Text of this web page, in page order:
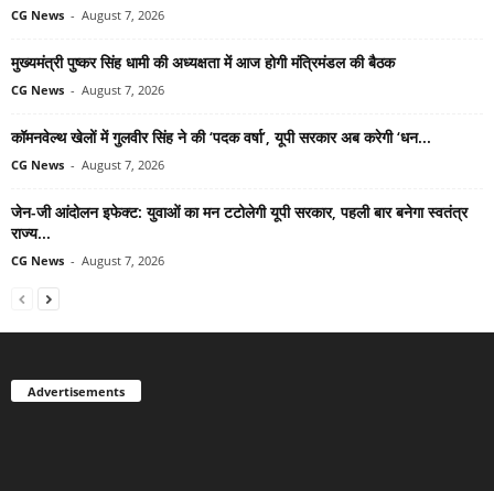
CG News - August 7, 2026
मुख्यमंत्री पुष्कर सिंह धामी की अध्यक्षता में आज होगी मंत्रिमंडल की बैठक
CG News - August 7, 2026
कॉमनवेल्थ खेलों में गुलवीर सिंह ने की ‘पदक वर्षा’, यूपी सरकार अब करेगी ‘धन...
CG News - August 7, 2026
जेन-जी आंदोलन इफेक्ट: युवाओं का मन टटोलेगी यूपी सरकार, पहली बार बनेगा स्वतंत्र
राज्य...
CG News - August 7, 2026
Advertisements